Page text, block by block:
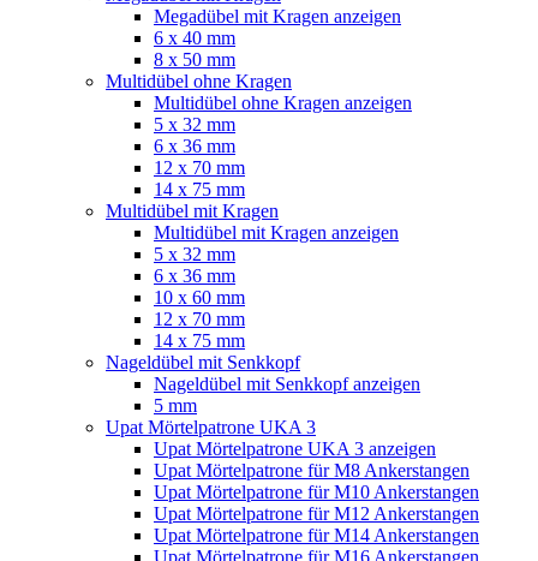
Megadübel mit Kragen anzeigen
6 x 40 mm
8 x 50 mm
Multidübel ohne Kragen
Multidübel ohne Kragen anzeigen
5 x 32 mm
6 x 36 mm
12 x 70 mm
14 x 75 mm
Multidübel mit Kragen
Multidübel mit Kragen anzeigen
5 x 32 mm
6 x 36 mm
10 x 60 mm
12 x 70 mm
14 x 75 mm
Nageldübel mit Senkkopf
Nageldübel mit Senkkopf anzeigen
5 mm
Upat Mörtelpatrone UKA 3
Upat Mörtelpatrone UKA 3 anzeigen
Upat Mörtelpatrone für M8 Ankerstangen
Upat Mörtelpatrone für M10 Ankerstangen
Upat Mörtelpatrone für M12 Ankerstangen
Upat Mörtelpatrone für M14 Ankerstangen
Upat Mörtelpatrone für M16 Ankerstangen